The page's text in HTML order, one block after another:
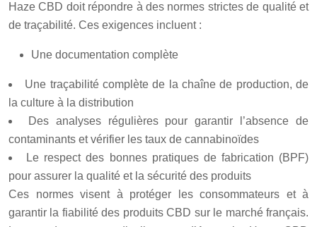
Haze CBD doit répondre à des normes strictes de qualité et
de traçabilité. Ces exigences incluent :
Une documentation complète
Une traçabilité complète de la chaîne de production, de
la culture à la distribution
Des analyses régulières pour garantir l’absence de
contaminants et vérifier les taux de cannabinoïdes
Le respect des bonnes pratiques de fabrication (BPF)
pour assurer la qualité et la sécurité des produits
Ces normes visent à protéger les consommateurs et à
garantir la fiabilité des produits CBD sur le marché français.